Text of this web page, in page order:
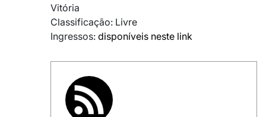
Vitória
Classificação: Livre
Ingressos: disponíveis neste link